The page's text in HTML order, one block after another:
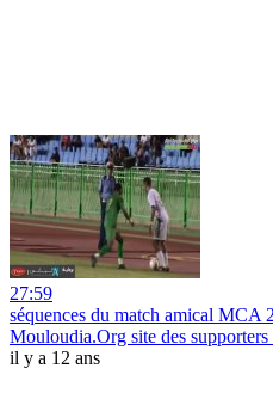
27:59
séquences du match amical
Mouloudia.Org site des supporters
il y a 12 ans